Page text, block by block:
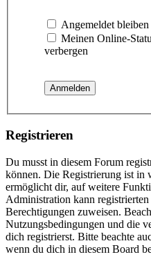
Angemeldet bleiben
Meinen Online-
verbergen
Registrieren
Du musst in diesem Forum
können. Die Registrierung ist in
ermöglicht dir, auf weitere
Administration kann
Berechtigungen zuweisen.
Nutzungsbedingungen und die
dich registrierst. Bitte beachte
wenn du dich in diesem Board